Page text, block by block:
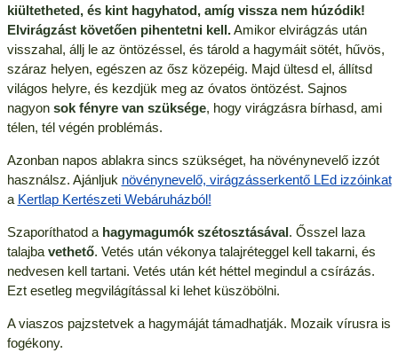
kiültetheted, és kint hagyhatod, amíg vissza nem húzódik!
Elvirágzást követően pihentetni kell.Amikor elvirágzás után
visszahal, állj le az öntözéssel, és tárold a hagymáit sötét, hűvös,
száraz helyen, egészen az ősz közepéig. Majd ültesd el, állítsd
világos helyre, és kezdjük meg az óvatos öntözést. Sajnos
nagyon sok fényre van szüksége, hogy virágzásra bírhasd, ami
télen, tél végén problémás.
Azonban napos ablakra sincs szükséget, ha növénynevelő izzót
használsz. Ajánljuk növénynevelő, virágzásserkentő LEd izzóinkat
a Kertlap Kertészeti Webáruházból!
Szaporíthatod a hagymagumók szétosztásával . Ősszel laza
talajbavethető. Vetés után vékonya talajréteggel kell takarni, és
nedvesen kell tartani. Vetés után két héttel megindul a csírázás.
Ezt esetleg megvilágítással ki lehet küszöbölni.
A viaszos pajzstetvek a hagymáját támadhatják. Mozaik vírusra is
fogékony.